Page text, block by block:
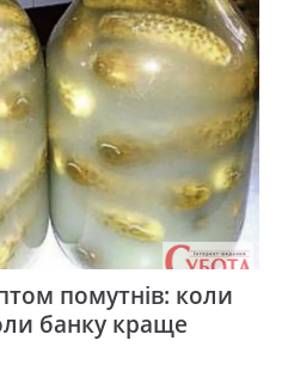
помутнів: коли
банку краще